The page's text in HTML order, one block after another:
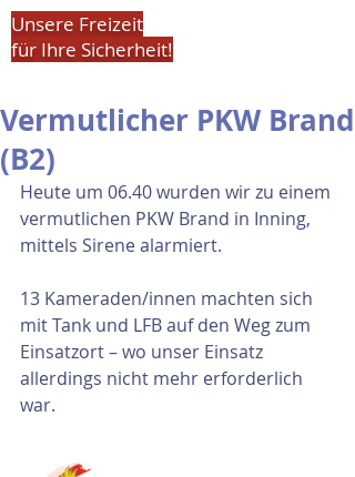
Unsere Freizeit
für Ihre Sicherheit!
Vermutlicher PKW Brand
(B2)
Heute um 06.40 wurden wir zu einem
vermutlichen PKW Brand in Inning,
mittels Sirene alarmiert.
13 Kameraden/innen machten sich
mit Tank und LFB auf den Weg zum
Einsatzort – wo unser Einsatz
allerdings nicht mehr erforderlich
war.